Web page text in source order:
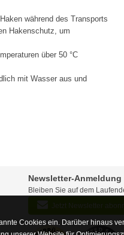
während des Transports
Hakenschutz, um
über 50 °C
mit Wasser aus und
Newsletter-Anmeldung
Bleiben Sie auf dem
Jetzt Newsletter
Cookies ein. Darüber hinaus